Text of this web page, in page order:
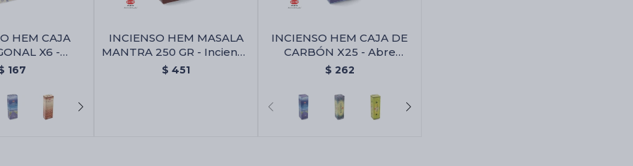
HEM CAJA
X6 -
Relax
167
INCIENSO HEM MASALA
MANTRA 250 GR - Incienso
Hem Masala Mantra 250
$ 451
INCIENSO HEM CAJA DE
CARBÓN X25 - Abre
Camino
$ 262